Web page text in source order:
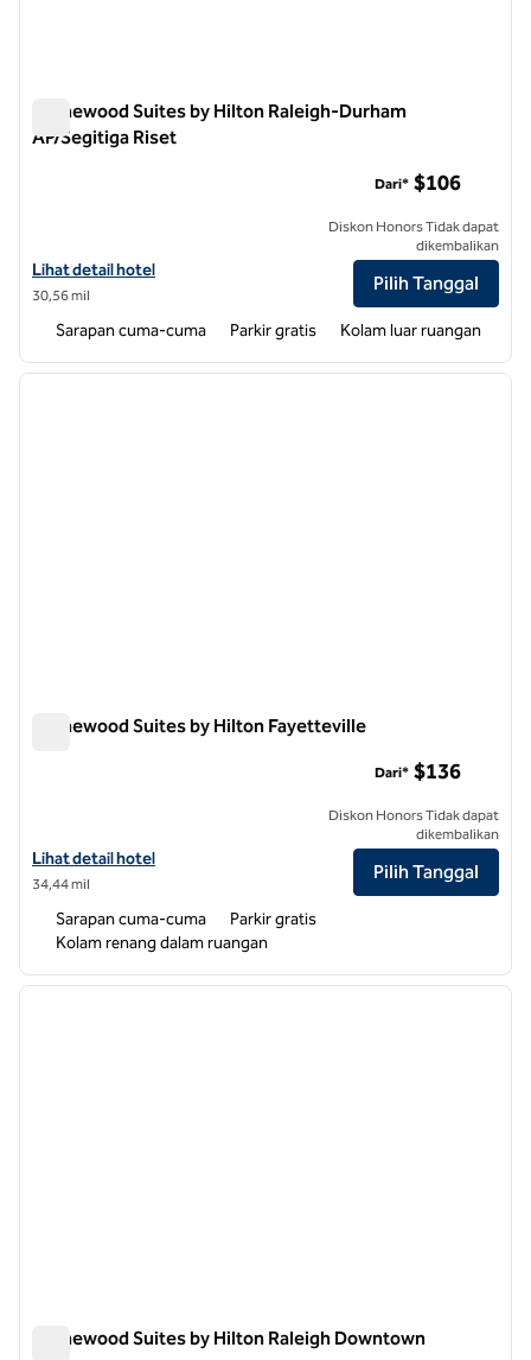
Homewood Suites by Hilton Raleigh-Durham
AP/Segitiga Riset
Lihat detail hotel untuk Homewood Suites by Hilton Raleigh-
Lihat detail hotel
30,56 mil
Dari* $106
Diskon Honors Tidak dapat
dikembalikan
Pilih Tanggal
Sarapan cuma-cuma Parkir gratis Kolam luar ruangan
1 dari 12
Homewood Suites by Hilton Fayetteville
Lihat detail hotel untuk Homewood Suites by Hilton Fayetteville
Lihat detail hotel
34,44 mil
Dari* $136
Diskon Honors Tidak dapat
dikembalikan
Pilih Tanggal
Sarapan cuma-cuma
Parkir gratis
Kolam renang dalam ruangan
1 dari 12
Homewood Suites by Hilton Raleigh Downtown